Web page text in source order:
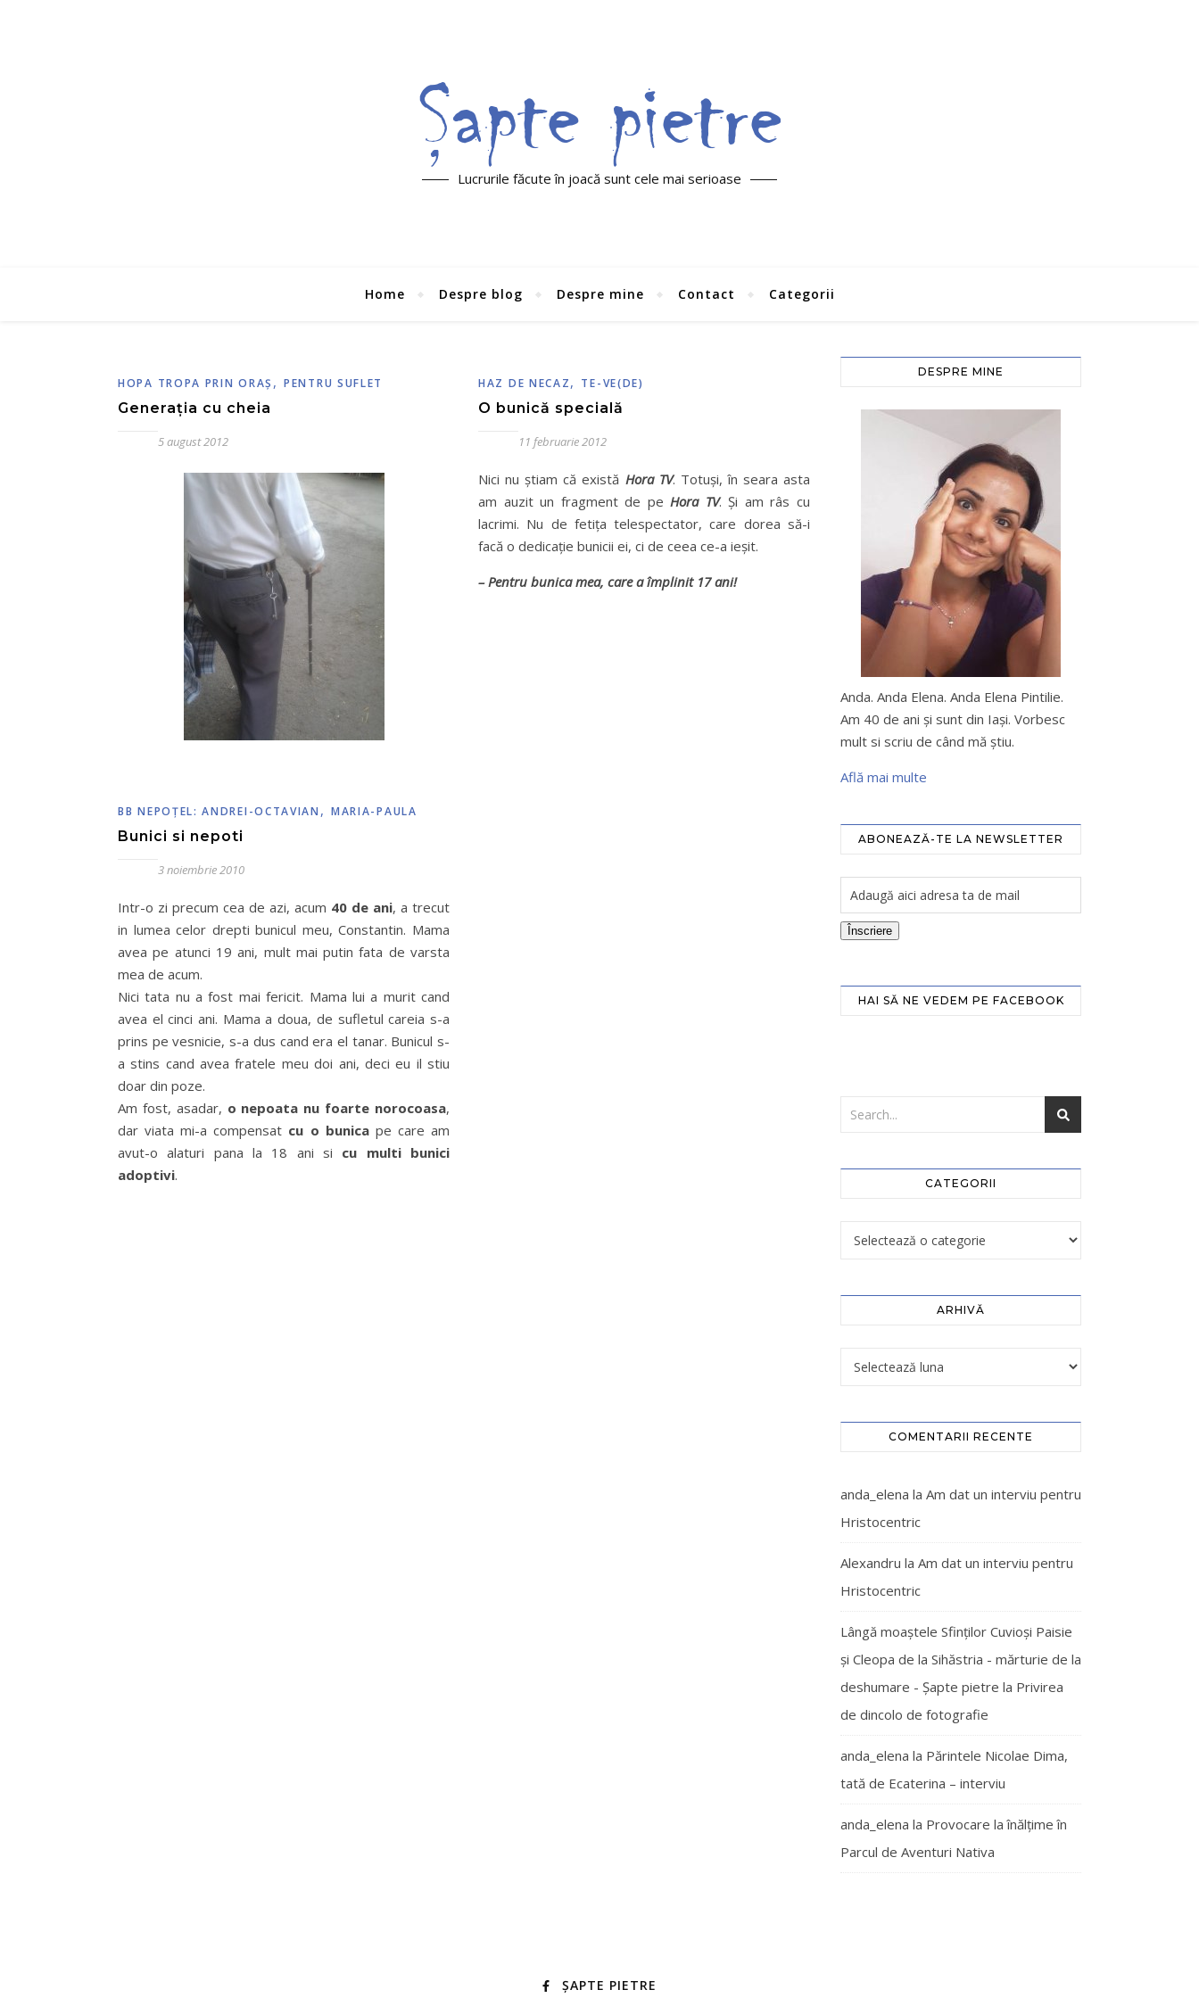
Lucrurile făcute în joacă sunt cele mai serioase
Home Despre blog Despre mine Contact Categorii
HOPA TROPA PRIN ORAŞ , PENTRU SUFLET
Generaţia cu cheia
5 august 2012
HAZ DE NECAZ, TE-VE(DE)
O bunică specială
11 februarie 2012
Nici nu ştiam că există Hora TV. Totuşi, în seara asta
am auzit un fragment de peHora TV. Şi am râs cu
lacrimi. Nu de fetiţa telespectator, care dorea să-i
facă o dedicaţie bunicii ei, ci de ceea ce-a ieşit.
– Pentru bunica mea, care a împlinit 17 ani!
BB NEPOŢEL: ANDREI-OCTAVIAN , MARIA-PAULA
Bunici si nepoti
3 noiembrie 2010
Intr-o zi precum cea de azi, acum 40 de ani, a trecut
in lumea celor drepti bunicul meu, Constantin. Mama
avea pe atunci 19 ani, mult mai putin fata de varsta
mea de acum.
Nici tata nu a fost mai fericit. Mama lui a murit cand
avea el cinci ani. Mama a doua, de sufletul careia s-a
prins pe vesnicie, s-a dus cand era el tanar. Bunicul s-
a stins cand avea fratele meu doi ani, deci eu il stiu
doar din poze.
Am fost, asadar, o nepoata nu foarte norocoasa,
dar viata mi-a compensat cu o bunica pe care am
avut-o alaturi pana la 18 ani si cu multi bunici
adoptivi.
DESPRE MINE
Anda. Anda Elena. Anda Elena Pintilie.
Am 40 de ani şi sunt din Iaşi. Vorbesc
mult si scriu de când mă ştiu.
Află mai multe
ABONEAZĂ-TE LA NEWSLETTER
Înscriere
HAI SĂ NE VEDEM PE FACEBOOK
CATEGORII
ARHIVĂ
COMENTARII RECENTE
anda_elena la Am dat un interviu pentru
Hristocentric
Alexandru la Am dat un interviu pentru
Hristocentric
Lângă moaștele Sfinților Cuvioși Paisie
și Cleopa de la Sihăstria - mărturie de la
deshumare - Şapte pietre la Privirea
de dincolo de fotografie
anda_elena la Părintele Nicolae Dima,
tată de Ecaterina – interviu
anda_elena la Provocare la înălțime în
Parcul de Aventuri Nativa
ȘAPTE PIETRE